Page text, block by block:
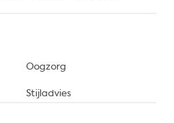
Oogzorg
Stijladvies